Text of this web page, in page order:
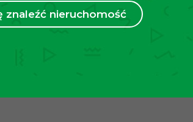
znaleźć nieruchomość
panoramę Podgórza